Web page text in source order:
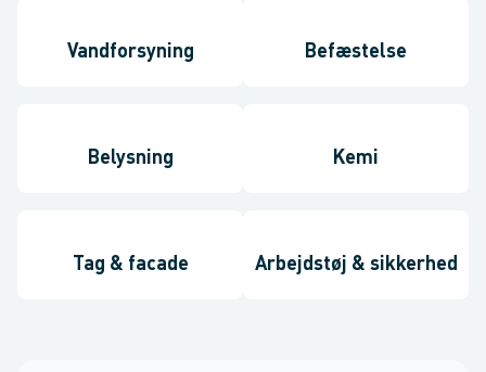
Vandforsyning Befæstelse
Belysning Kemi
Tag & facade Arbejdstøj & sikkerhed